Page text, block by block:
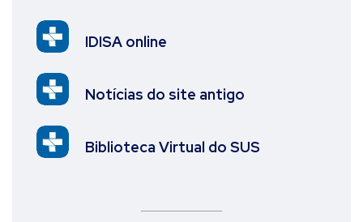
IDISA online
Notícias do site antigo
Biblioteca Virtual do SUS